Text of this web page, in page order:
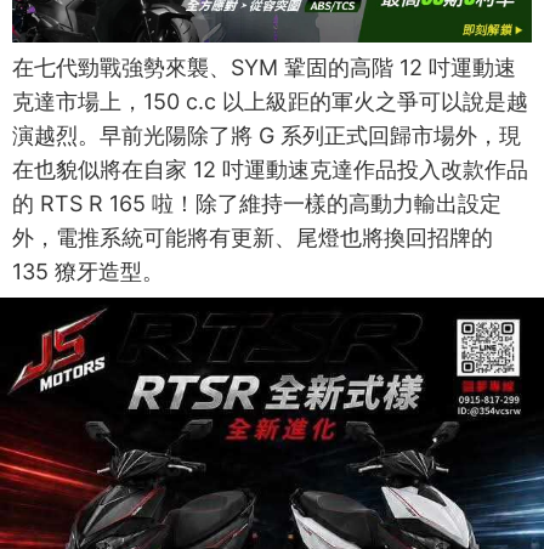
在七代勁戰強勢來襲、SYM 鞏固的高階 12 吋運動速
克達市場上，150 c.c 以上級距的軍火之爭可以說是越
演越烈。早前光陽除了將 G 系列正式回歸市場外，現
在也貌似將在自家 12 吋運動速克達作品投入改款作品
的 RTS R 165 啦！除了維持一樣的高動力輸出設定
外，電推系統可能將有更新、尾燈也將換回招牌的
135 獠牙造型。